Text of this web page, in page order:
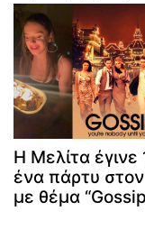
Η Μελίτα έγινε
ένα πάρτυ
με θέμα